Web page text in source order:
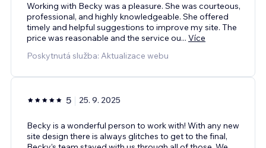
Working with Becky was a pleasure. She was courteous,
professional, and highly knowledgeable. She offered
timely and helpful suggestions to improve my site. The
price was reasonable and the service ou... Více
Poskytnutá služba: Aktualizace webu
5 25. 9. 2025
Becky is a wonderful person to work with! With any new
site design there is always glitches to get to the final,